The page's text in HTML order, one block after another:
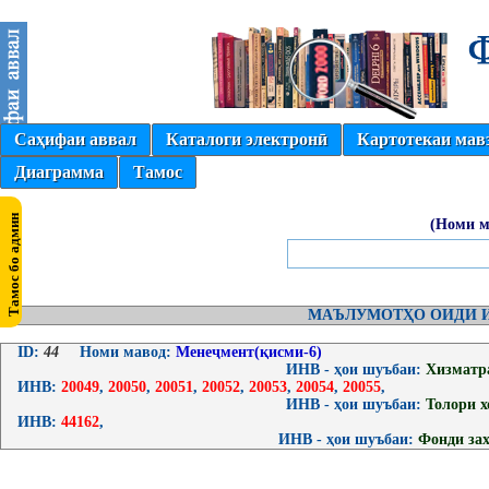
Саҳифаи аввал Каталоги электронӣ
Картотекаи
Диаграмма
Тамос
(Номи
МАЪЛУМОТҲО ОИДИ
ID: 44 Номи мавод: Менеҷмент(қисми-6)
ИНВ - ҳои шуъбаи:
ИНВ: 20049, 20050, 20051, 20052, 20053, 20054, 20055,
ИНВ - ҳои шуъбаи: Толори
ИНВ: 44162,
ИНВ - ҳои шуъбаи: Фонди